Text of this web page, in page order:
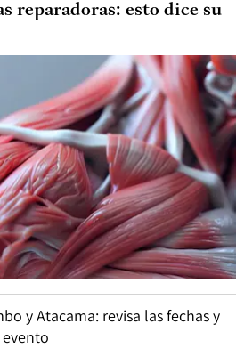
reparadoras: esto dice su
y Atacama: revisa las fechas y